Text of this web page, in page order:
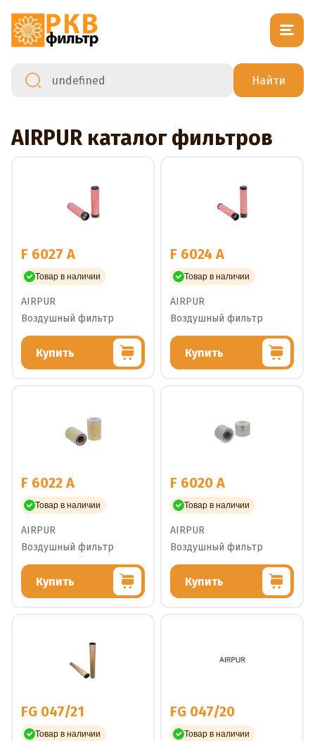
AIRPUR каталог фильтров
F 6027 A
Товар в наличии
AIRPUR
Воздушный фильтр
Купить
F 6024 A
Товар в наличии
AIRPUR
Воздушный фильтр
Купить
F 6022 A
Товар в наличии
AIRPUR
Воздушный фильтр
Купить
F 6020 A
Товар в наличии
AIRPUR
Воздушный фильтр
Купить
FG 047/21
Товар в наличии
FG 047/20
Товар в наличии